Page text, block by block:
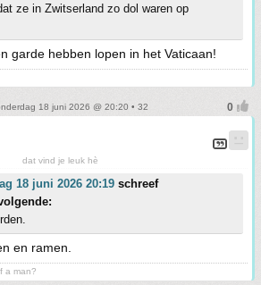
ze in Zwitserland zo dol waren op
garde hebben lopen in het Vaticaan!
18 juni 2026 @ 20:20 • 32
dat vind je leuk hè
18 juni 2026 20:19 schreef
en ramen.
a man?